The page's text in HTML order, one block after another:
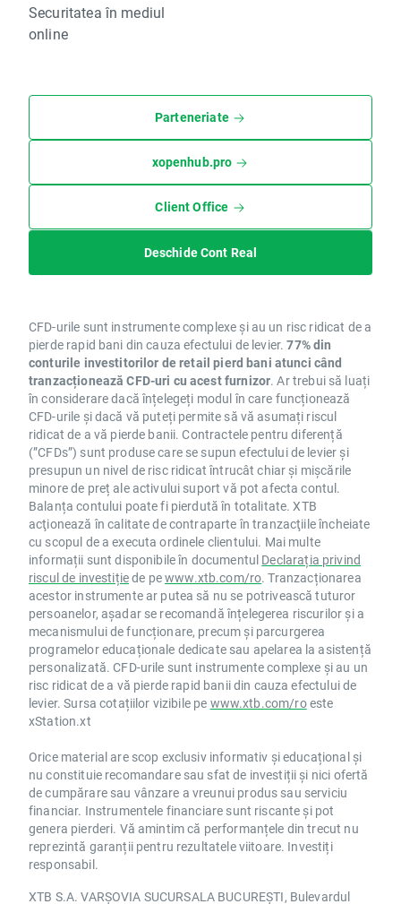
Securitatea în mediul
online
Parteneriate
xopenhub.pro
Client Office
Deschide Cont Real
CFD-urile sunt instrumente complexe și au un risc ridicat de a
pierde rapid bani din cauza efectului de levier.77% din
conturile investitorilor de retail pierd bani atunci când
tranzacționează CFD-uri cu acest furnizor. Ar trebui să luați
în considerare dacă înțelegeți modul în care funcționează
CFD-urile și dacă vă puteți permite să vă asumați riscul
ridicat de a vă pierde banii. Contractele pentru diferență
(”CFDs”) sunt produse care se supun efectului de levier și
presupun un nivel de risc ridicat întrucât chiar și mișcările
minore de preț ale activului suport vă pot afecta contul.
Balanța contului poate fi pierdută în totalitate. XTB
acţionează în calitate de contraparte în tranzacţiile încheiate
cu scopul de a executa ordinele clientului. Mai multe
informații sunt disponibile în documentul Declarația privind
riscul de investițiede pewww.xtb.com/ro. Tranzacționarea
acestor instrumente ar putea să nu se potrivească tuturor
persoanelor, așadar se recomandă înțelegerea riscurilor și a
mecanismului de funcționare, precum și parcurgerea
programelor educaționale dedicate sau apelarea la asistență
personalizată. CFD-urile sunt instrumente complexe și au un
risc ridicat de a vă pierde rapid banii din cauza efectului de
levier. Sursa cotațiilor vizibile pe www.xtb.com/roeste
xStation.xt
Orice material are scop exclusiv informativ și educațional și
nu constituie recomandare sau sfat de investiții și nici ofertă
de cumpărare sau vânzare a vreunui produs sau serviciu
financiar. Instrumentele financiare sunt riscante și pot
genera pierderi. Vă amintim că performanțele din trecut nu
reprezintă garanții pentru rezultatele viitoare. Investiți
responsabil.
XTB S.A. VARȘOVIA SUCURSALA BUCUREȘTI, Bulevardul